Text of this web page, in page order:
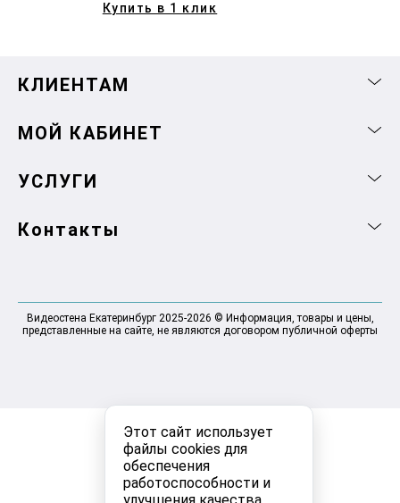
Этот сайт использует
файлы cookies для
обеспечения
работоспособности и
Купить в 1 клик
КЛИЕНТАМ
МОЙ КАБИНЕТ
УСЛУГИ
Контакты
Видеостена Екатеринбург 2025-2026 © Информация, товары и цены,
представленные на сайте, не являются договором публичной оферты